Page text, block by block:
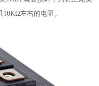
左右的电阻。